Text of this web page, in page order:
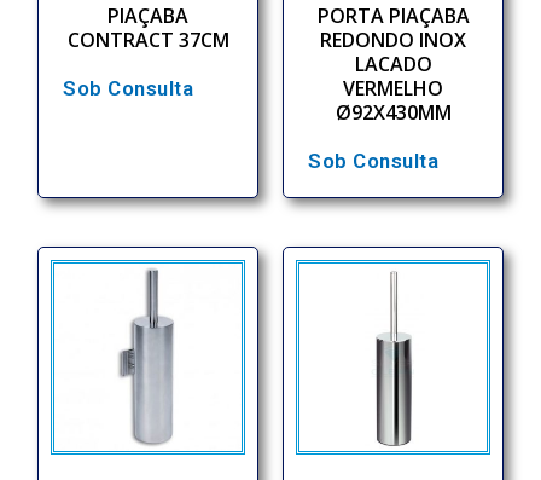
PIAÇABA
CONTRACT 37CM
Sob Consulta
PORTA PIAÇABA
REDONDO INOX
LACADO
VERMELHO
Ø92X430MM
Sob Consulta